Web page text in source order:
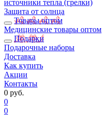
источники тепла (грелки)
Защита от солнца
Товары оптом
Медицинские товары оптом
Подарки
Подарочные наборы
Доставка
Как купить
Акции
Контакты
0 руб.
0
0